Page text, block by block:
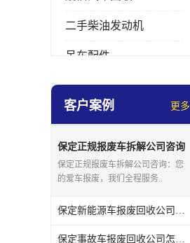
二手柴油发动机
吊车配件
挖掘机拆车件
客户案例 更多
保定正规报废车拆解公司咨询
保定正规报废车拆解公司咨询：您
的爱车报废，我们全程服务..
保定新能源车报废回收公司联系方式
保定事故车报废回收公司怎么选